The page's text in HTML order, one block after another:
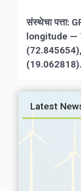
संस्थेचा पत्ता:
longitude —
Latest